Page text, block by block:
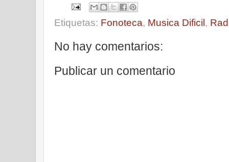
Etiquetas: Fonoteca, Musica Dificil ,
No hay comentarios:
Publicar un comentario